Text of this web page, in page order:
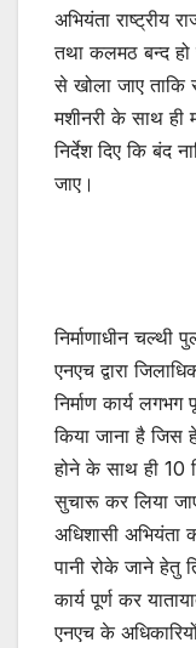
अभियंता राष्ट्रीय
तथा कलमठ बन्द हो
से खोला जाए
मशीनरी के साथ ही
निर्देश दिए कि बंद
जाए।
निर्माणाधीन चल्थी
एनएच द्वारा
निर्माण कार्य
किया जाना है
होने के साथ ही 10
सुचारू कर लिया
अधिशासी अभियंता
पानी रोके जाने हेतु
कार्य पूर्ण कर
एनएच के